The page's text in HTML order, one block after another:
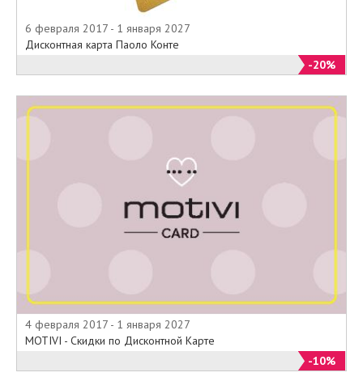
6 февраля 2017 - 1 января 2027
Дисконтная карта Паоло Конте
-20%
4 февраля 2017 - 1 января 2027
MOTIVI - Скидки по Дисконтной Карте
-10%